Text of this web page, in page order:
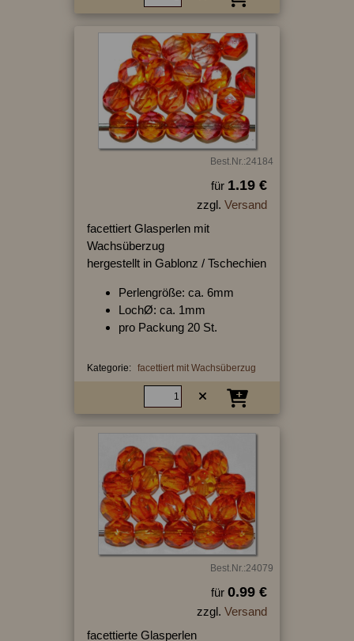
Best.Nr.:24184
für 1.19 €
zzgl. Versand
facettiert Glasperlen mit
Wachsüberzug
hergestellt in Gablonz / Tschechien
Perlengröße: ca. 6mm
LochØ: ca. 1mm
pro Packung 20 St.
Kategorie: facettiert mit Wachsüberzug
Best.Nr.:24079
für 0.99 €
zzgl. Versand
facettierte Glasperlen